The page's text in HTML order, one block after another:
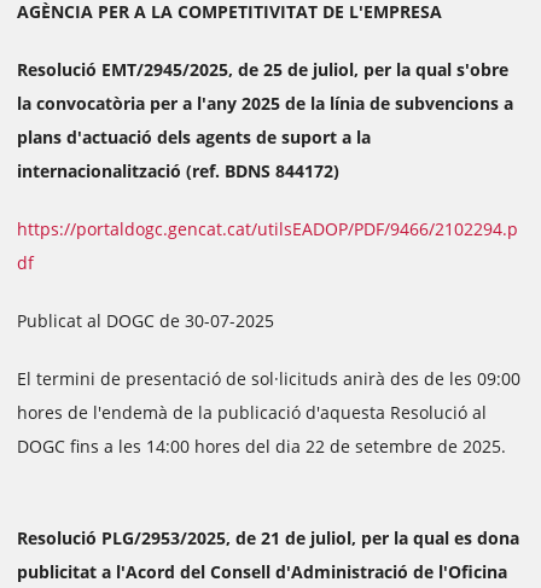
AGÈNCIA PER A LA COMPETITIVITAT DE L'EMPRESA
Resolució EMT/2945/2025, de 25 de juliol, per la qual s'obre
la convocatòria per a l'any 2025 de la línia de subvencions a
plans d'actuació dels agents de suport a la
internacionalització (ref. BDNS 844172)
https://portaldogc.gencat.cat/utilsEADOP/PDF/9466/2102294.p
df
Publicat al DOGC de 30-07-2025
El termini de presentació de sol·licituds anirà des de les 09:00
hores de l'endemà de la publicació d'aquesta Resolució al
DOGC fins a les 14:00 hores del dia 22 de setembre de 2025.
Resolució PLG/2953/2025, de 21 de juliol, per la qual es dona
publicitat a l'Acord del Consell d'Administració de l'Oficina